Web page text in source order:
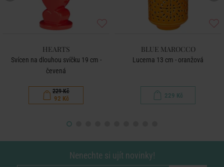
HEARTS
Svícen na dlouhou svíčku 19 cm -
čevená
229 Kč
92 Kč
BLUE MAROCCO
Lucerna 13 cm - oranžová
229 Kč
Nenechte si ujít novinky!